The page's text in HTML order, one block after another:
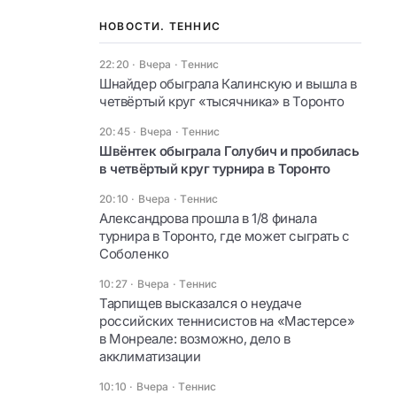
НОВОСТИ. ТЕННИС
22:20 · Вчера ·Теннис
Шнайдер обыграла Калинскую и вышла в
четвёртый круг «тысячника» в Торонто
20:45 · Вчера ·Теннис
Швёнтек обыграла Голубич и пробилась
в четвёртый круг турнира в Торонто
20:10 · Вчера ·Теннис
Александрова прошла в 1/8 финала
турнира в Торонто, где может сыграть с
Соболенко
10:27 · Вчера ·Теннис
Тарпищев высказался о неудаче
российских теннисистов на «Мастерсе»
в Монреале: возможно, дело в
акклиматизации
10:10 · Вчера ·Теннис